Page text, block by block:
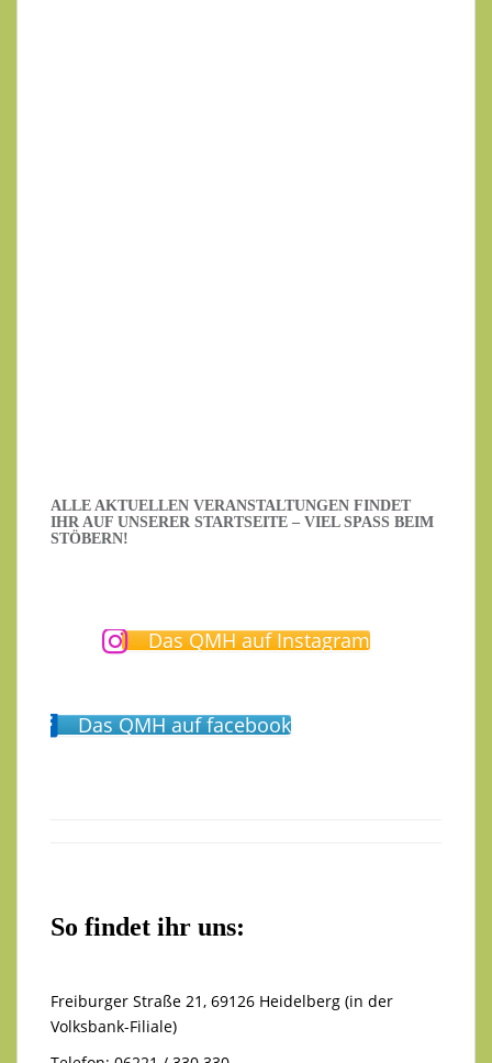
ALLE AKTUELLEN VERANSTALTUNGEN FINDET
IHR AUF UNSERER STARTSEITE – VIEL SPASS BEIM S
TÖBERN!
Das QMH auf Instagram
Das QMH auf facebook
So findet ihr uns:
Freiburger Straße 21, 69126 Heidelberg (in der
Volksbank-Filiale)